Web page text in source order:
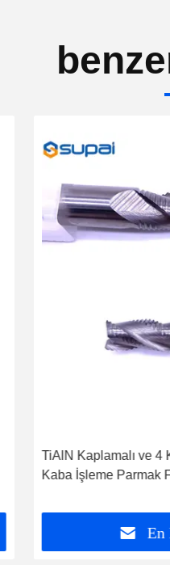
TiAlN Kaplamalı ve 4
Kaba İşleme Parmak
En